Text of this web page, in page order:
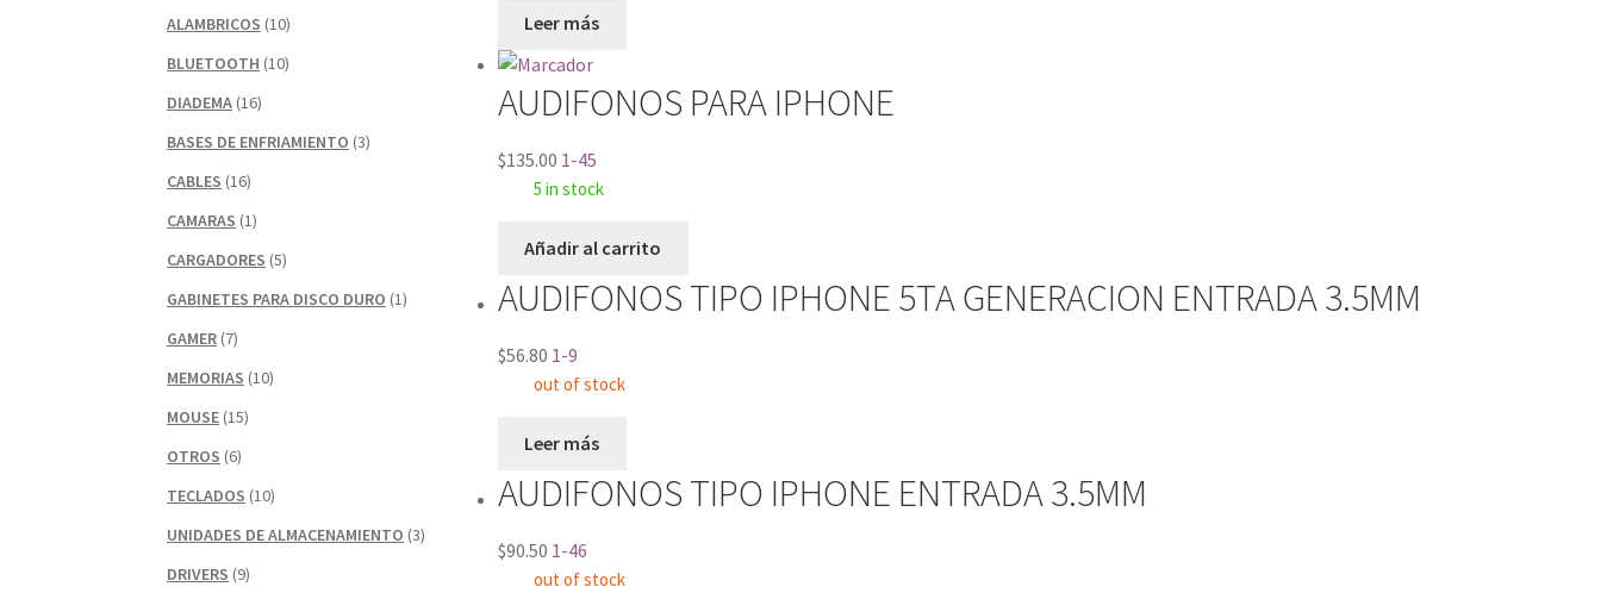
Leer más
AUDIFONOS PARA IPHONE
$135.00 1-45
5 in stock
Añadir al carrito
AUDIFONOS TIPO IPHONE 5TA GENERACION ENTRADA 3.5MM
$56.80 1-9
out of stock
Leer más
AUDIFONOS TIPO IPHONE ENTRADA 3.5MM
$90.50 1-46
out of stock
ALAMBRICOS (10)
BLUETOOTH (10)
DIADEMA (16)
BASES DE ENFRIAMIENTO (3)
CABLES (16)
CAMARAS (1)
CARGADORES (5)
GABINETES PARA DISCO DURO (1)
GAMER (7)
MEMORIAS (10)
MOUSE (15)
OTROS (6)
TECLADOS (10)
UNIDADES DE ALMACENAMIENTO (3)
DRIVERS (9)